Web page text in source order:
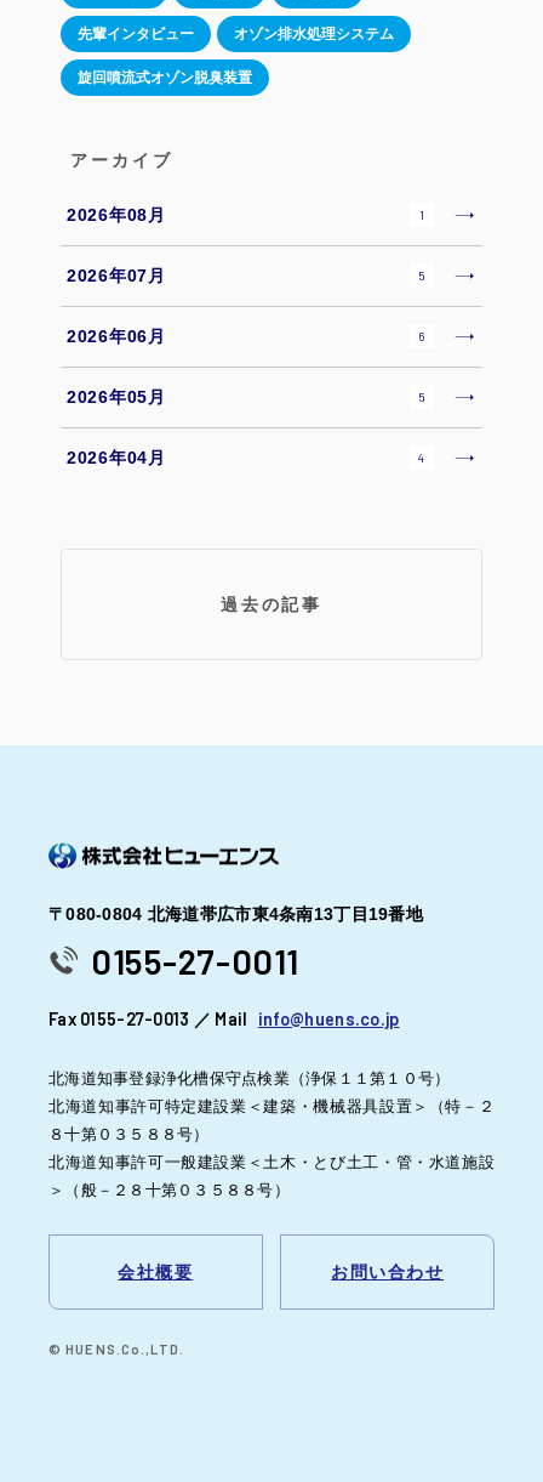
先輩インタビュー オゾン排水処理システム
旋回噴流式オゾン脱臭装置
アーカイブ
2026年08月 1
2026年07月 5
2026年06月 6
2026年05月 5
2026年04月 4
過去の記事
〒080-0804 北海道帯広市東4条南13丁目19番地
0155-27-0011
Fax 0155-27-0013 ／ Mail info@huens.co.jp
北海道知事登録浄化槽保守点検業（浄保１１第１０号）
北海道知事許可特定建設業＜建築・機械器具設置＞（特－２
８十第０３５８８号）
北海道知事許可一般建設業＜土木・とび土工・管・水道施設
＞（般－２８十第０３５８８号）
会社概要 お問い合わせ
© HUENS.Co.,LTD.